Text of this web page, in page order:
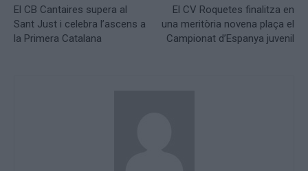
El CB Cantaires supera al
Sant Just i celebra l’ascens a
la Primera Catalana
El CV Roquetes finalitza en
una meritòria novena plaça el
Campionat d’Espanya juvenil